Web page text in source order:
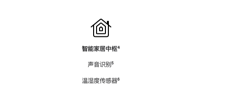
智能家居中枢脚
⁴
声音识别脚
⁵
温湿度传感器脚
⁶